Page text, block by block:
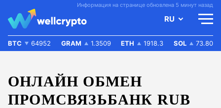
Информация на странице обновлена 5 минут назад
RU
BTC 64952 GRAM 1.3509 ETH 1918.3 SOL 73.80
ОНЛАЙН ОБМЕН
ПРОМСВЯЗЬБАНК RUB